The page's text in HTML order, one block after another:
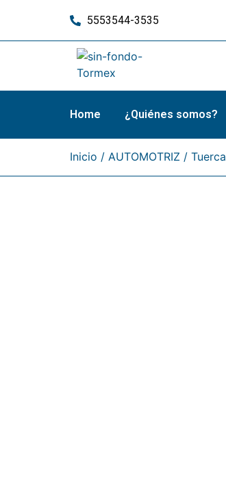
5553544-3535
Home ¿Quiénes somos?
Inicio / AUTOMOTRIZ / Tuerca